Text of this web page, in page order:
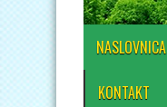
NASLOVNICA
KONTAKT